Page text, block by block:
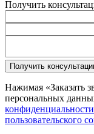
Получить
Нажимая «Заказать
персональных
конфиденциальности
пользовательского